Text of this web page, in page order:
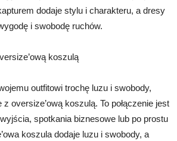
dodaje stylu i charakteru, a dresy
i swobodę ruchów.
koszulą
outfitowi trochę luzu i swobody,
oversize’ową koszulą. To połączenie jest
spotkania biznesowe lub po prostu
koszula dodaje luzu i swobody, a